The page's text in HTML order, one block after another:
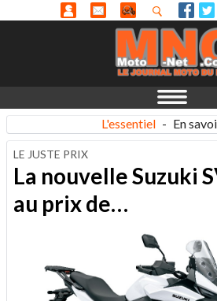
L'essentiel - En
LE JUSTE PRIX
La nouvelle Suzuki
au prix de…